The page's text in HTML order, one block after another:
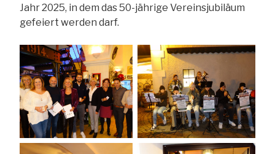
Jahr 2025, in dem das 50-jährige Vereinsjubiläum
gefeiert werden darf.